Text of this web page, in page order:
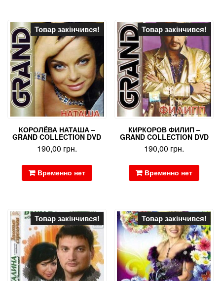
Товар закінчився!
КОРОЛЁВА НАТАША –
GRAND COLLECTION DVD
190,00 грн.
Временно нет
Товар закінчився!
КИРКОРОВ ФИЛИП –
GRAND COLLECTION DVD
190,00 грн.
Временно нет
Товар закінчився! Товар закінчився!